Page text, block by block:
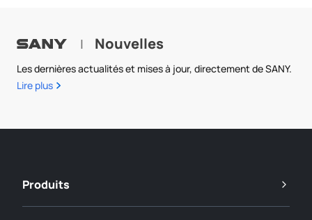
| Nouvelles
Les dernières actualités et mises à jour, directement de SANY.
Lire plus
Produits